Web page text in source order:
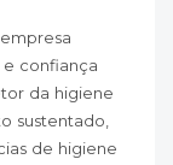
confiança
da higiene
sustentado,
de higiene